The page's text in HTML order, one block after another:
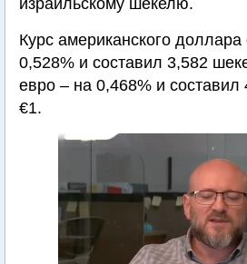
израильскому шекелю.
Курс американского доллара
0,528% и составил 3,582
евро – на 0,468% и составил
€1.